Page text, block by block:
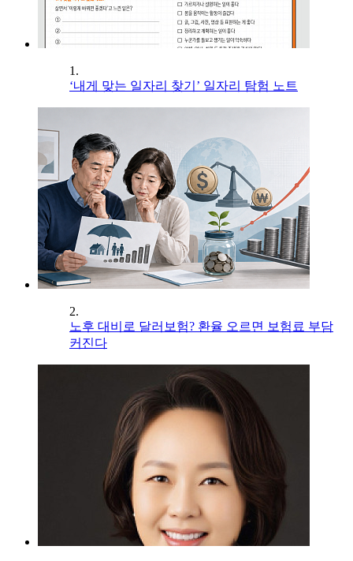
1.
‘내게 맞는 일자리 찾기’ 일자리 탐험 노트
2.
노후 대비로 달러보험? 환율 오르면 보험료 부담
커진다